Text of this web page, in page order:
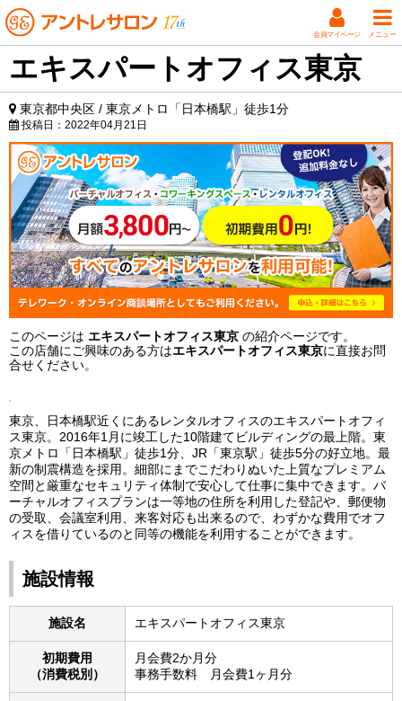
会員マイページ メニュー
エキスパートオフィス東京
東京都中央区 / 東京メトロ「日本橋駅」徒歩1分
投稿日： 2022年04月21日
このページは エキスパートオフィス東京 の紹介ページです。
この店舗にご興味のある方はエキスパートオフィス東京に直接お問
合せください。
東京、日本橋駅近くにあるレンタルオフィスのエキスパートオフィ
ス東京。2016年1月に竣工した10階建てビルディングの最上階。東
京メトロ「日本橋駅」徒歩1分、JR「東京駅」徒歩5分の好立地。最
新の制震構造を採用。細部にまでこだわりぬいた上質なプレミアム
空間と厳重なセキュリティ体制で安心して仕事に集中できます。バ
ーチャルオフィスプランは一等地の住所を利用した登記や、郵便物
の受取、会議室利用、来客対応も出来るので、わずかな費用でオフ
ィスを借りているのと同等の機能を利用することができます。
施設情報
施設名 エキスパートオフィス東京
初期費用
（消費税別）
月会費2か月分
事務手数料 月会費1ヶ月分